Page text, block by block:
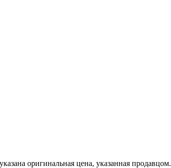
оригинальная цена, указанная продавцом.